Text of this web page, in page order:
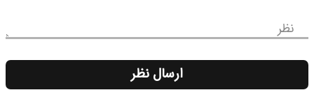
نظر
ارسال نظر